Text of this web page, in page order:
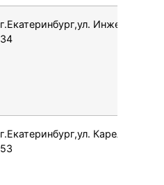
г.Екатеринбург,ул. Инженерная,
34
г.Екатеринбург,ул. Карельская,
53